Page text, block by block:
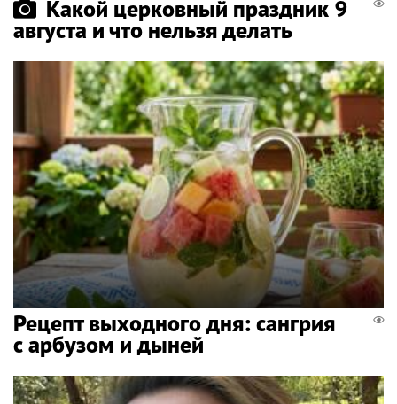
Какой церковный праздник 9
августа и что нельзя делать
Рецепт выходного дня: сангрия
с арбузом и дыней